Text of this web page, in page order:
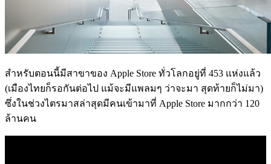
สำหรับตอนนี้มีสาขาของ Apple Store ทั่วโลกอยู่ที่ 453 แห่งแล้ว
(เมืองไทยก็รอกันต่อไป แม้จะมีแพลมๆ ว่าจะมา สุดท้ายก็ไม่มา)
ซึ่งในช่วงไตรมาสล่าสุดมีคนเข้ามาที่ Apple Store มากกว่า 120
ล้านคน